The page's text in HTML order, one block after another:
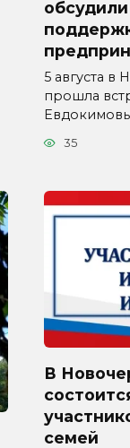
5 августа в
прошла
35
В
семей